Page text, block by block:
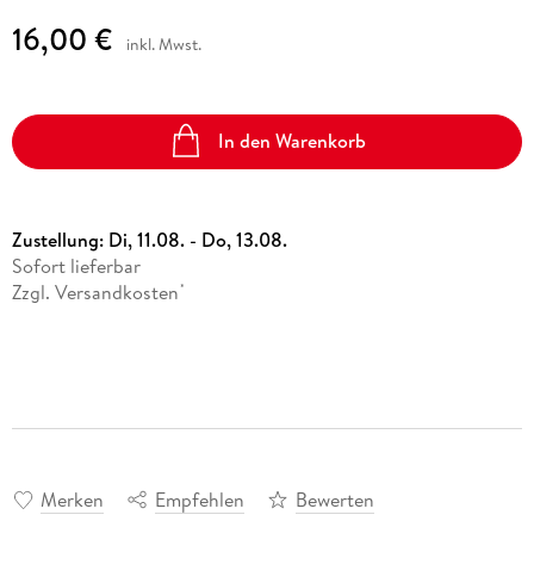
16,00 € inkl. Mwst.
In den Warenkorb
Zustellung: Di, 11.08. - Do, 13.08.
Sofort lieferbar
Zzgl. Versandkosten *
Merken Empfehlen Bewerten